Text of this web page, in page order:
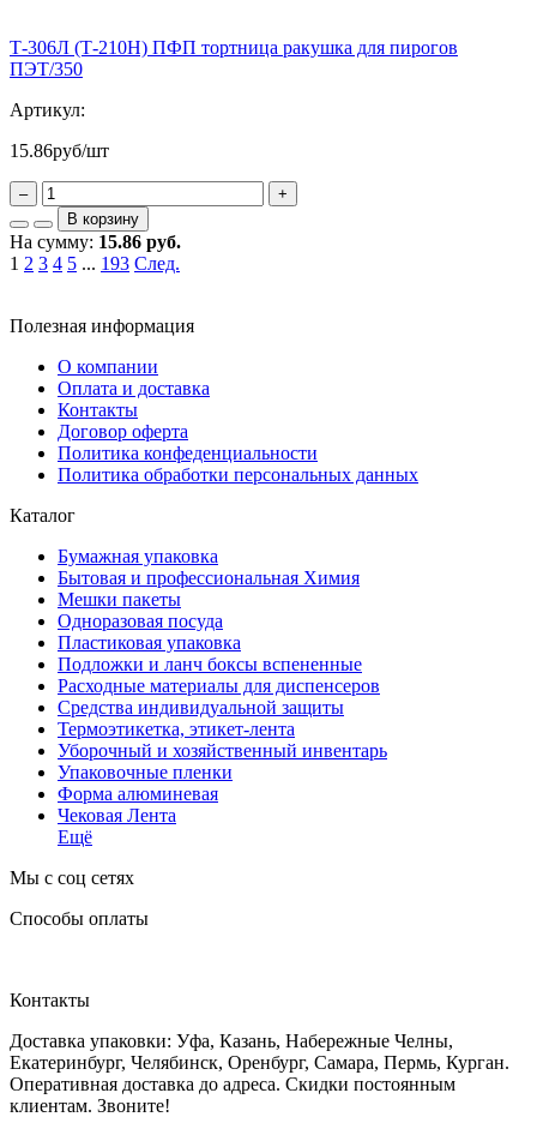
Т-306Л (Т-210Н) ПФП тортница ракушка для пирогов
ПЭТ/350
Артикул:
15.86руб/шт
–
+
В корзину
На сумму: 15.86 руб.
1 2 3 4 5 ... 193 След.
Полезная информация
О компании
Оплата и доставка
Контакты
Договор оферта
Политика конфеденциальности
Политика обработки персональных данных
Каталог
Бумажная упаковка
Бытовая и профессиональная Химия
Мешки пакеты
Одноразовая посуда
Пластиковая упаковка
Подложки и ланч боксы вспененные
Расходные материалы для диспенсеров
Средства индивидуальной защиты
Термоэтикетка, этикет-лента
Уборочный и хозяйственный инвентарь
Упаковочные пленки
Форма алюминевая
Чековая Лента
Ещё
Мы с соц сетях
Способы оплаты
Контакты
Доставка упаковки: Уфа, Казань, Набережные Челны,
Екатеринбург, Челябинск, Оренбург, Самара, Пермь, Курган.
Оперативная доставка до адреса. Скидки постоянным
клиентам. Звоните!